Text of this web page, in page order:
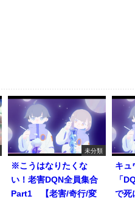
未分類
※こうはなりたくな
い！老害DQN全員集合
Part1 【老害/奇行/変
キュ
「
で死